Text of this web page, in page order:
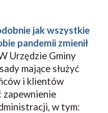
jak wszystkie
pandemii zmienił
Urzędzie Gminy
mające służyć
i klientów
zapewnienie
w tym: